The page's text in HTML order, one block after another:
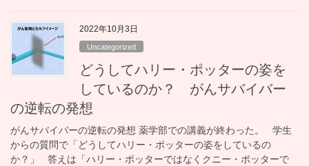
2022年10月3日
Uncategorized
どうしてハリー・ポッターの姿を
しているのか？ がんサバイバー
の逆転の発想
がんサバイバーの逆転の発想 薬学部での講義が終わった。 学生
からの質問で「どうしてハリー・ポッターの姿をしているの
か？」 答えは「ハリー・ポッターではなくクニー・ポッターで